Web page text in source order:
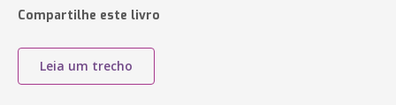
Compartilhe este livro
Leia um trecho